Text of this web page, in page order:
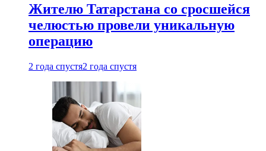
Жителю Татарстана со сросшейся
челюстью провели уникальную
операцию
2 года спустя2 года спустя